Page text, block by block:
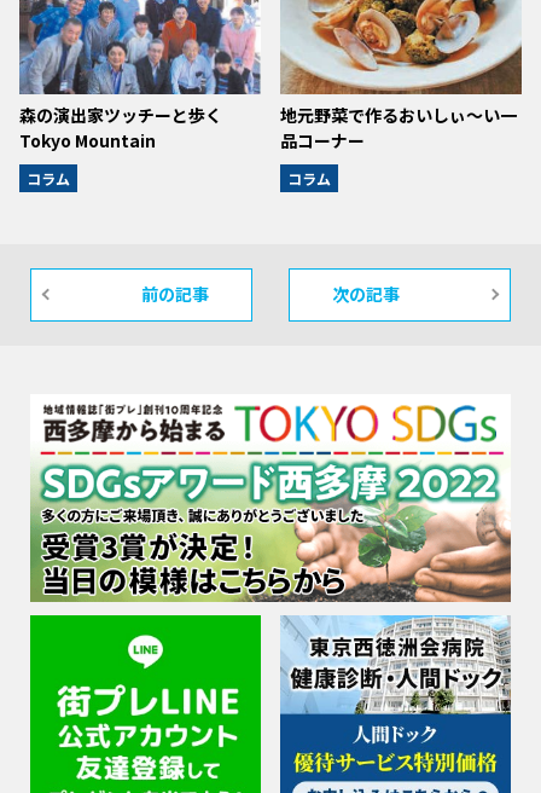
森の演出家ツッチーと歩く
Tokyo Mountain
コラム
地元野菜で作るおいしぃ～い一
品コーナー
コラム
前の記事 次の記事